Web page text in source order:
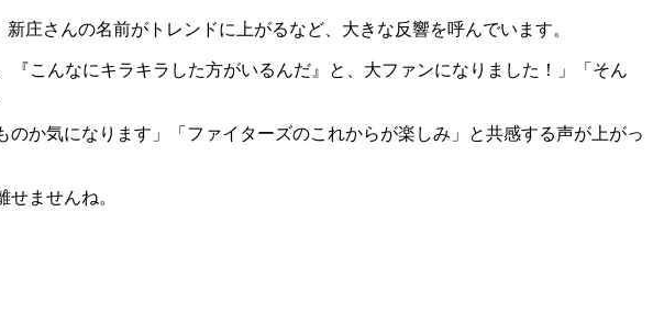
庄さんの名前がトレンドに上がるなど、大きな反響を呼んでいます。
こんなにキラキラした方がいるんだ』と、大ファンになりました！」「そん
か気になります」「ファイターズのこれからが楽しみ」と共感する声が上がっ
ませんね。